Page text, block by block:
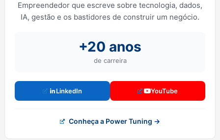
Empreendedor que escreve sobre tecnologia, dados,
IA, gestão e os bastidores de construir um negócio.
+20 anos
de carreira
LinkedIn YouTube
Conheça a Power Tuning →